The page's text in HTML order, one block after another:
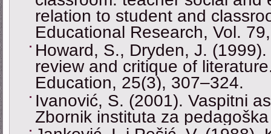
relation to student and
Educational Research, Vol.
Howard, S., Dryden, J.
review and critique of
Education, 25(3), 307–324.
Ivanović, S. (2001). Vaspitni
Zbornik instituta za